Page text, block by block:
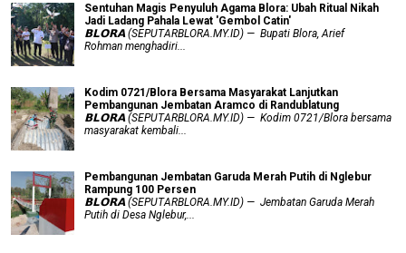
Sentuhan Magis Penyuluh Agama Blora: Ubah Ritual Nikah
Jadi Ladang Pahala Lewat 'Gembol Catin'
𝗕𝗟𝗢𝗥𝗔 (SEPUTARBLORA.MY.ID) — Bupati Blora, Arief
Rohman menghadiri...
Kodim 0721/Blora Bersama Masyarakat Lanjutkan
Pembangunan Jembatan Aramco di Randublatung
𝗕𝗟𝗢𝗥𝗔 (SEPUTARBLORA.MY.ID) — Kodim 0721/Blora bersama
masyarakat kembali...
Pembangunan Jembatan Garuda Merah Putih di Nglebur
Rampung 100 Persen
𝗕𝗟𝗢𝗥𝗔 (SEPUTARBLORA.MY.ID) — Jembatan Garuda Merah
Putih di Desa Nglebur,...